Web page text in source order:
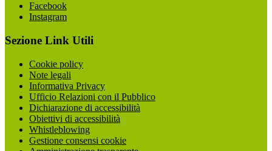
Facebook
Instagram
Sezione Link Utili
Cookie policy
Note legali
Informativa Privacy
Ufficio Relazioni con il Pubblico
Dichiarazione di accessibilità
Obiettivi di accessibilità
Whistleblowing
Gestione consensi cookie